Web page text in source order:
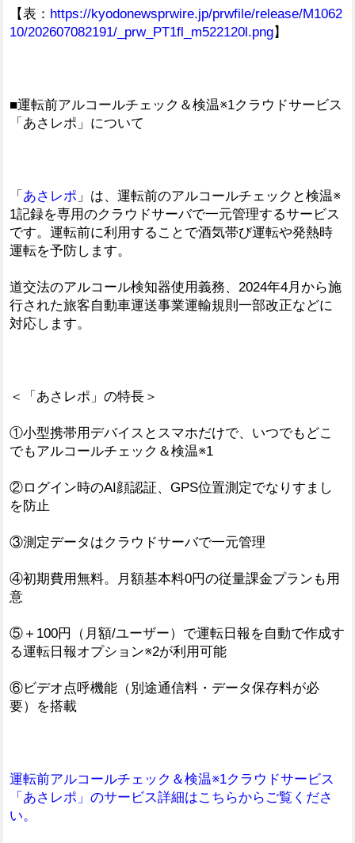
【表： https://kyodonewsprwire.jp/prwfile/release/M1062
10/202607082191/_prw_PT1fl_m522120l.png】
■運転前アルコールチェック＆検温※1クラウドサービス
「あさレポ」について
「 あさレポ 」は、運転前のアルコールチェックと検温※
1記録を専用のクラウドサーバで一元管理するサービス
です。運転前に利用することで酒気帯び運転や発熱時
運転を予防します。
道交法のアルコール検知器使用義務、2024年4月から施
行された旅客自動車運送事業運輸規則一部改正などに
対応します。
＜「あさレポ」の特長＞
①小型携帯用デバイスとスマホだけで、いつでもどこ
でもアルコールチェック＆検温※1
②ログイン時のAI顔認証、GPS位置測定でなりすまし
を防止
③測定データはクラウドサーバで一元管理
④初期費用無料。月額基本料0円の従量課金プランも用
意
⑤＋100円（月額/ユーザー）で運転日報を自動で作成す
る運転日報オプション※2が利用可能
⑥ビデオ点呼機能（別途通信料・データ保存料が必
要）を搭載
運転前アルコールチェック＆検温※1クラウドサービス
「あさレポ」のサービス詳細はこちらからご覧くださ
い。